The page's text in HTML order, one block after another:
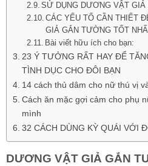
SỬ DỤNG DƯƠNG VẬT
CÁC YẾU TỐ CẦN THIẾT
GIẢ GẮN TƯỜNG TỐT
Bài viết hữu ích cho bạn:
23 Ý TƯỞNG RẤT HAY ĐỂ
TÌNH DỤC CHO ĐÔI BẠN
14 cách thủ dâm cho nữ thú vị
Cách ăn mặc gợi cảm cho phụ
mình
32 CÁCH DÙNG KỲ QUÁI VỚI
DƯƠNG VẬT GIẢ GẮN